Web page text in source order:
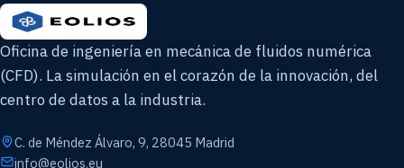
Oficina de ingeniería en mecánica de fluidos numérica
(CFD). La simulación en el corazón de la innovación, del
centro de datos a la industria.
C. de Méndez Álvaro, 9, 28045 Madrid
info@eolios.eu